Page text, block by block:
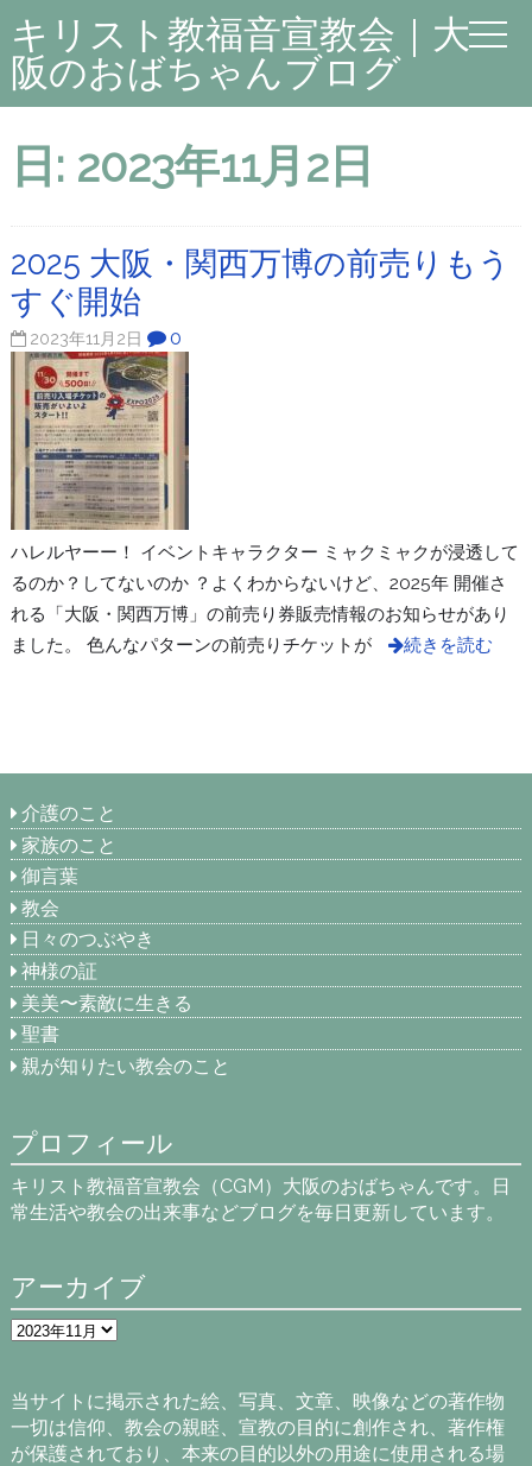
キリスト教福音宣教会｜大
阪のおばちゃんブログ
日: 2023年11月2日
2025 大阪・関西万博の前売りもう
すぐ開始
2023年11月2日 0
ハレルヤーー！ イベントキャラクター ミャクミャクが浸透して
るのか？してないのか ？よくわからないけど、2025年 開催さ
れる「大阪・関西万博」の前売り券販売情報のお知らせがあり
ました。 色んなパターンの前売りチケットが
続きを読む
介護のこと
家族のこと
御言葉
教会
日々のつぶやき
神様の証
美美〜素敵に生きる
聖書
親が知りたい教会のこと
プロフィール
キリスト教福音宣教会（CGM）大阪のおばちゃんです。日
常生活や教会の出来事などブログを毎日更新しています。
アーカイブ
ア
ー
ブ
当サイトに掲示された絵、写真、文章、映像などの著作物
一切は信仰、教会の親睦、宣教の目的に創作され、著作権
が保護されており、本来の目的以外の用途に使用される場